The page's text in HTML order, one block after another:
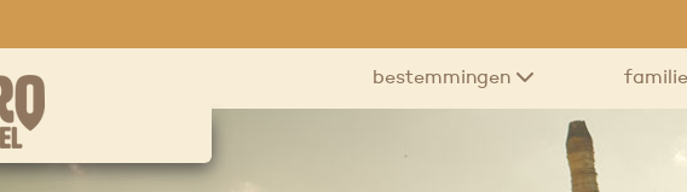
bestemmingen